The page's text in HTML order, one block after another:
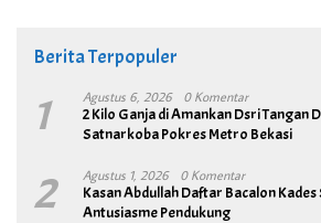
Berita Terpopuler
1 Agustus 6, 2026 0 Komentar
2 Kilo Ganja di Amankan Dsri Tangan
Satnarkoba Pokres Metro Bekasi
2 Agustus 1, 2026 0 Komentar
Kasan Abdullah Daftar Bacalon
Antusiasme Pendukung